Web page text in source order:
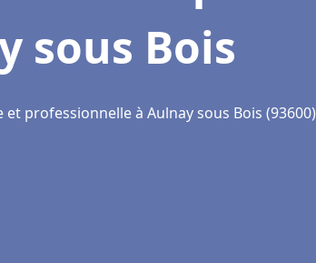
sous Bois
professionnelle à Aulnay sous Bois (93600)